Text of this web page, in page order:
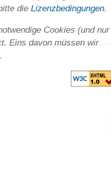
die Lizenz­bedingungen.
Cookies (und nur
Eins davon müssen wir